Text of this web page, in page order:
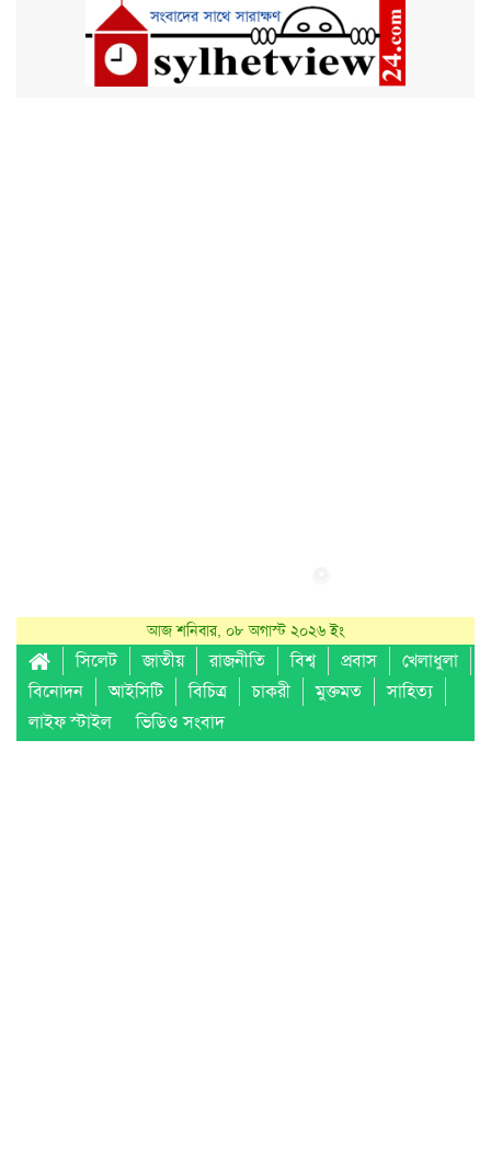
আজ শনিবার, ০৮ অগাস্ট ২০২৬ ইং
সিলেট জাতীয় রাজনীতি বিশ্ব প্রবাস
খেলাধুলা
বিনোদন
আইসিটি বিচিত্র চাকরী মুক্তমত
সাহিত্য
লাইফ স্টাইল
ভিডিও সংবাদ